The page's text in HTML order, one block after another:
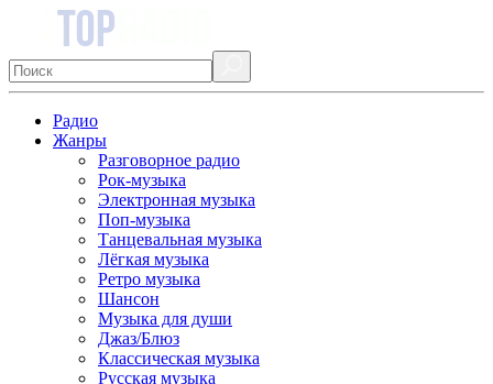
Радио
Жанры
Разговорное радио
Рок-музыка
Электронная музыка
Поп-музыка
Танцевальная музыка
Лёгкая музыка
Ретро музыка
Шансон
Музыка для души
Джаз/Блюз
Классическая музыка
Русская музыка